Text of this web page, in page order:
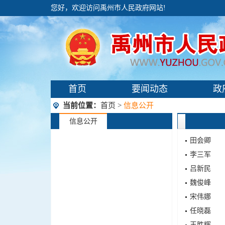
您好，欢迎访问禹州市人民政府网站!
首页 要闻动态 政
当前位置： 首页 > 信息公开
信息公开
田会卿
李三军
吕新民
魏俊峰
宋伟娜
任晓磊